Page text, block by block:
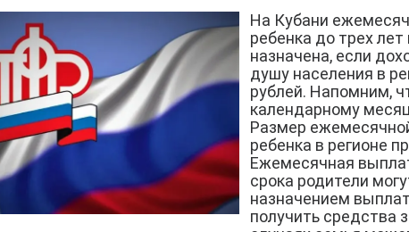
На Кубани
ребенка до трех
назначена, если
душу населения в
рублей. Напомним,
календарному
Размер
ребенка в регионе
Ежемесячная
срока родители
назначением
получить средства